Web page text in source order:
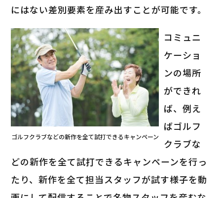
にはない差別要素を産み出すことが可能です。
ゴルフクラブなどの新作を全て試打できるキャンペーン
コミュニ
ケーショ
ンの場所
ができれ
ば、例え
ばゴルフ
クラブな
どの新作を全て試打できるキャンペーンを行っ
たり、新作を全て担当スタッフが試す様子を動